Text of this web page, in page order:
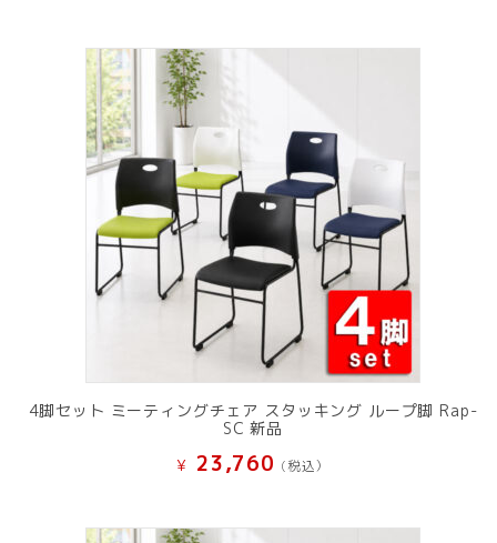
4脚セット ミーティングチェア スタッキング ループ脚 Rap-
SC 新品
¥ 23,760 (税込）